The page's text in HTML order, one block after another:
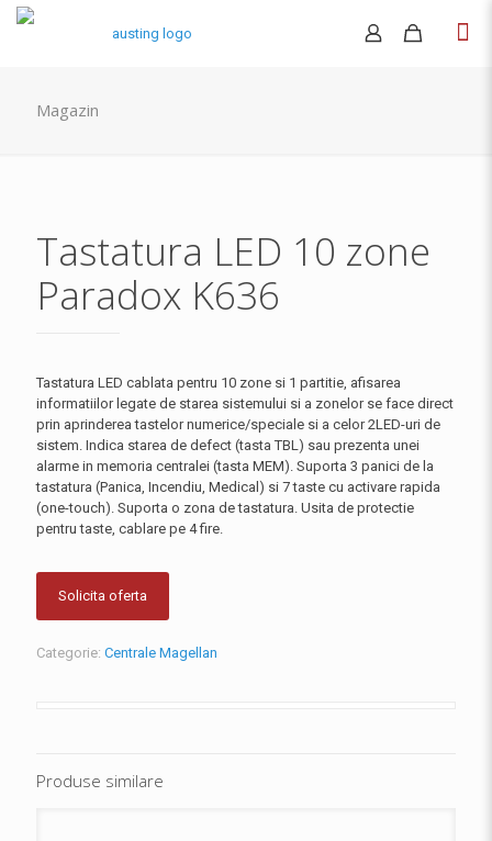
Magazin
Tastatura LED 10 zone
Paradox K636
Tastatura LED cablata pentru 10 zone si 1 partitie, afisarea
informatiilor legate de starea sistemului si a zonelor se face direct
prin aprinderea tastelor numerice/speciale si a celor 2LED-uri de
sistem. Indica starea de defect (tasta TBL) sau prezenta unei
alarme in memoria centralei (tasta MEM). Suporta 3 panici de la
tastatura (Panica, Incendiu, Medical) si 7 taste cu activare rapida
(one-touch). Suporta o zona de tastatura. Usita de protectie
pentru taste, cablare pe 4 fire.
Solicita oferta
Categorie: Centrale Magellan
Produse similare